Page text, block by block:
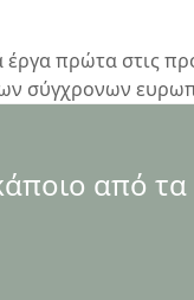
πρώτα στις
σύγχρονων
από